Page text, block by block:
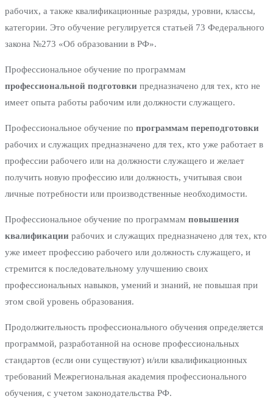
рабочих, а также квалификационные разряды, уровни, классы,
категории. Это обучение регулируется статьей 73 Федерального
закона №273 «Об образовании в РФ».
Профессиональное обучение по программам
профессиональной подготовки предназначено для тех, кто не
имеет опыта работы рабочим или должности служащего.
Профессиональное обучение по программам переподготовки
рабочих и служащих предназначено для тех, кто уже работает в
профессии рабочего или на должности служащего и желает
получить новую профессию или должность, учитывая свои
личные потребности или производственные необходимости.
Профессиональное обучение по программам повышения
квалификации рабочих и служащих предназначено для тех, кто
уже имеет профессию рабочего или должность служащего, и
стремится к последовательному улучшению своих
профессиональных навыков, умений и знаний, не повышая при
этом свой уровень образования.
Продолжительность профессионального обучения определяется
программой, разработанной на основе профессиональных
стандартов (если они существуют) и/или квалификационных
требований Межрегиональная академия профессионального
обучения, с учетом законодательства РФ.